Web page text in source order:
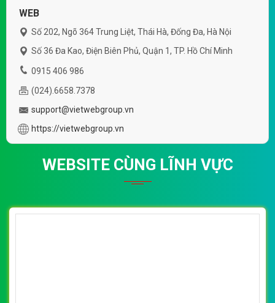
WEB
Số 202, Ngõ 364 Trung Liệt, Thái Hà, Đống Đa, Hà Nội
Số 36 Đa Kao, Điện Biên Phủ, Quận 1, TP. Hồ Chí Minh
0915 406 986
(024).6658.7378
support@vietwebgroup.vn
https://vietwebgroup.vn
WEBSITE CÙNG LĨNH VỰC